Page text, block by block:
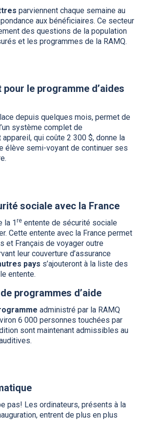
parviennent chaque semaine au
aux bénéficiaires. Ce secteur
des questions de la population
et les programmes de la RAMQ.
pour le programme d’aides
depuis quelques mois, permet de
système complet de
qui coûte 2 300 $, donne la
élève semi-voyant de continuer ses
sociale avec la France
la 1re entente de sécurité sociale
Cette entente avec la France permet
et Français de voyager outre
leur couverture d’assurance
pays s’ajouteront à la liste des
entente.
programmes d’aide
administré par la RAMQ
6 000 personnes touchées par
sont maintenant admissibles au
pas! Les ordinateurs, présents à la
entrent de plus en plus